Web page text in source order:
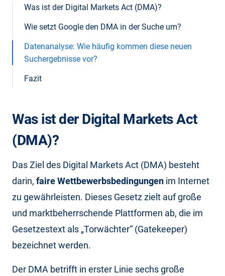
Was ist der Digital Markets Act (DMA)?
Wie setzt Google den DMA in der Suche um?
Datenanalyse: Wie häufig kommen diese neuen
Suchergebnisse vor?
Fazit
Was ist der Digital Markets Act
(DMA)?
Das Ziel des Digital Markets Act (DMA) besteht
darin, faire Wettbewerbsbedingungen im Internet
zu gewährleisten. Dieses Gesetz zielt auf große
und marktbeherrschende Plattformen ab, die im
Gesetzestext als „Torwächter“ (Gatekeeper)
bezeichnet werden.
Der DMA betrifft in erster Linie sechs große